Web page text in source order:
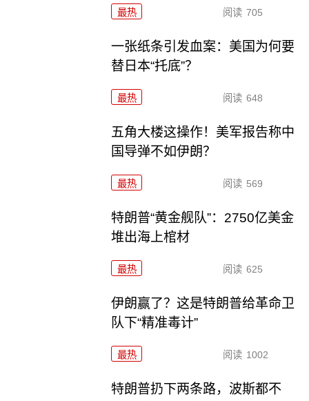
最热 阅读 705
一张纸条引发血案：美国为何要
替日本“托底”？
最热 阅读 648
五角大楼这操作！美军报告称中
国导弹不如伊朗？
最热 阅读 569
特朗普“黄金舰队”：2750亿美金
堆出海上棺材
最热 阅读 625
伊朗赢了？这是特朗普给革命卫
队下“精准毒计”
最热 阅读 1002
特朗普扔下两条路，波斯都不